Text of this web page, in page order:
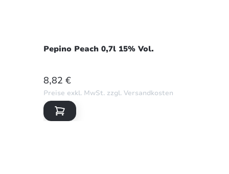
Pepino Peach 0,7l 15% Vol.
REGULÄRER PREIS:
8,82 €
Preise exkl. MwSt. zzgl. Versandkosten